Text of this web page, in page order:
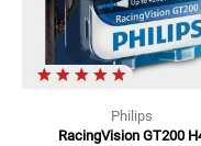
Philips
RacingVision GT200